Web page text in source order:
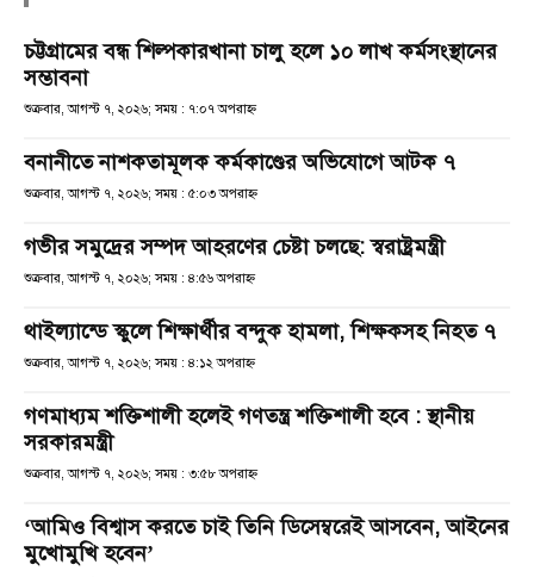
চট্টগ্রামের বন্ধ শিল্পকারখানা চালু হলে ১০ লাখ কর্মসংস্থানের
সম্ভাবনা
শুক্রবার, আগস্ট ৭, ২০২৬; সময় : ৭:০৭ অপরাহ্ণ
বনানীতে নাশকতামূলক কর্মকাণ্ডের অভিযোগে আটক ৭
শুক্রবার, আগস্ট ৭, ২০২৬; সময় : ৫:০৩ অপরাহ্ণ
গভীর সমুদ্রের সম্পদ আহরণের চেষ্টা চলছে: স্বরাষ্ট্রমন্ত্রী
শুক্রবার, আগস্ট ৭, ২০২৬; সময় : ৪:৫৬ অপরাহ্ণ
থাইল্যান্ডে স্কুলে শিক্ষার্থীর বন্দুক হামলা, শিক্ষকসহ নিহত ৭
শুক্রবার, আগস্ট ৭, ২০২৬; সময় : ৪:১২ অপরাহ্ণ
গণমাধ্যম শক্তিশালী হলেই গণতন্ত্র শক্তিশালী হবে : স্থানীয়
সরকারমন্ত্রী
শুক্রবার, আগস্ট ৭, ২০২৬; সময় : ৩:৫৮ অপরাহ্ণ
‘আমিও বিশ্বাস করতে চাই তিনি ডিসেম্বরেই আসবেন, আইনের
মুখোমুখি হবেন’